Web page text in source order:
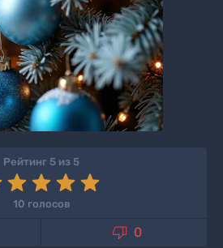
Рейтинг 5 из 5
10 голосов
 0